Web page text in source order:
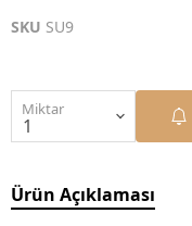
SKU SU9
Miktar
Ürün Açıklaması